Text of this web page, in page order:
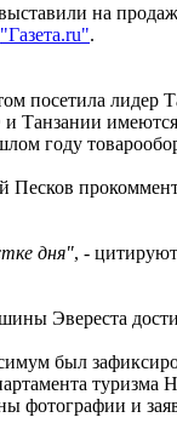
на
"Газета.ru".
посетила
Танзании
году
дня", - цитируют
Эвереста
был
фотографии и